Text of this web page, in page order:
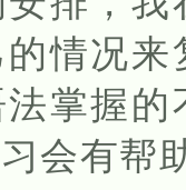
情况
掌握
会有帮